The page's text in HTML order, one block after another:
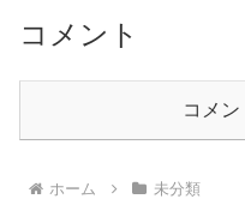
コメント
コメ
ホーム 未分類